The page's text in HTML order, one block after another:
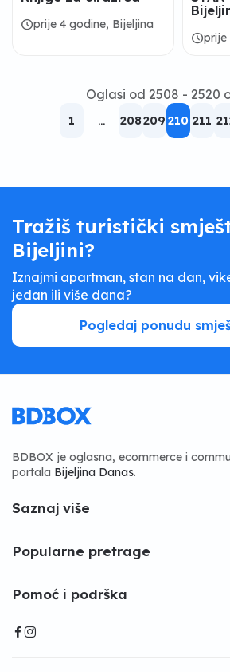
scheduleprije 4 godine, Bijeljina
u
scheduleprije
Oglasi od 2508 - 2520
1 ... 208209 210 211
Tražiš turistički
Bijeljini?
Iznajmi apartman, stan na dan,
jedan ili više dana?
Pogledaj ponudu
BDBOX je oglasna, ecommerce i
portala Bijeljina Danas.
Saznaj više
Popularne pretrage
Pomoć i podrška